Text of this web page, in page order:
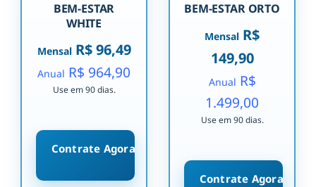
BEM-ESTAR
WHITE
MensalR$ 96,49
Anual R$ 964,90
Use em 90 dias.
Contrate Agora
BEM-ESTAR ORTO
Mensal R$
149,90
Anual R$
1.499,00
Use em 90 dias.
Contrate Agora